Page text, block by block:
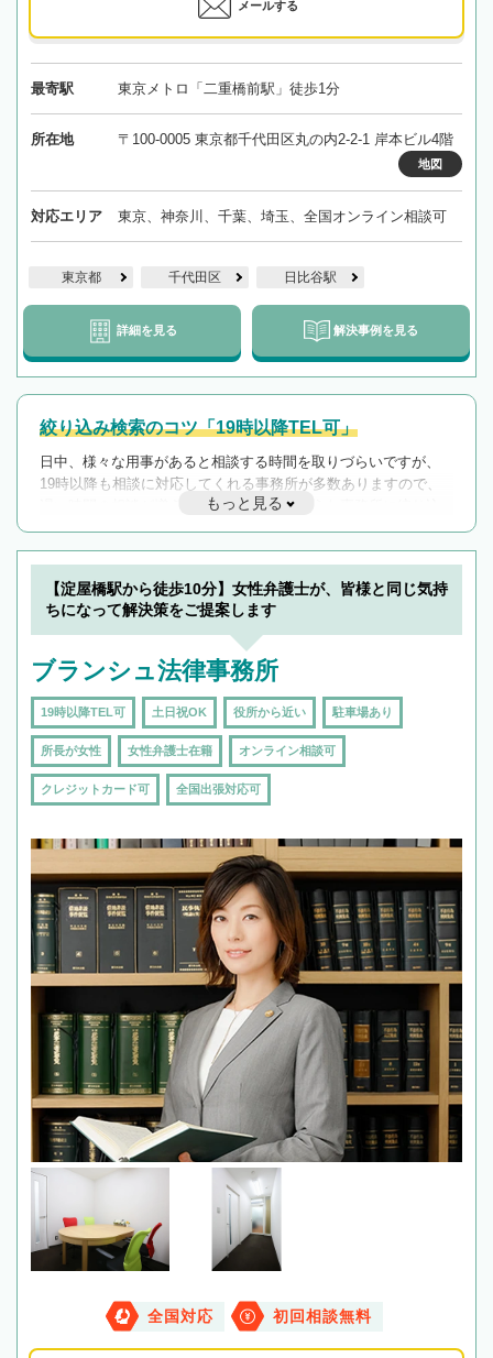
メールする
最寄駅 東京メトロ「二重橋前駅」徒歩1分
所在地 〒100-0005 東京都千代田区丸の内2-2-1 岸本ビル4階
地図
対応エリア 東京、神奈川、千葉、埼玉、全国オンライン相談可
東京都 千代田区 日比谷駅
詳細を見る 解決事例を見る
絞り込み検索のコツ「19時以降TEL可」
日中、様々な用事があると相談する時間を取りづらいですが、
19時以降も相談に対応してくれる事務所が多数ありますので、
遅い時間の相談が増えそうな場合はそのような事務所に絞り込
んで検索してみましょう。
19時以降TEL可の条件
を加えて再検索
もっと見る
【淀屋橋駅から徒歩10分】女性弁護士が、皆様と同じ気持
ちになって解決策をご提案します
ブランシュ法律事務所
19時以降TEL可 土日祝OK 役所から近い 駐車場あり
所長が女性 女性弁護士在籍 オンライン相談可
クレジットカード可 全国出張対応可
全国対応 初回相談無料